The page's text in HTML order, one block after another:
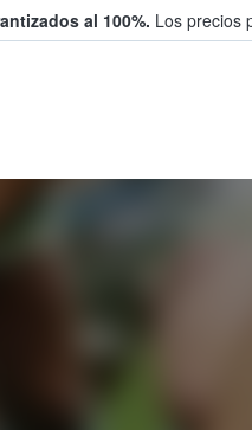
al 100%. Los precios